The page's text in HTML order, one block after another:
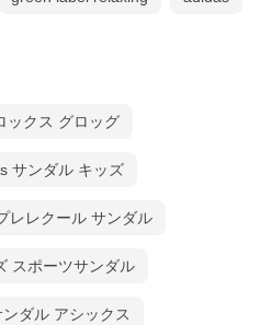
ックス グロッグ
サンダル キッズ
レレクール サンダル
スポーツサンダル
ダル アシックス